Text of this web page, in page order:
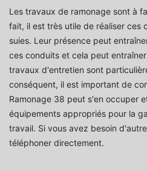
Les travaux de ramonage sont à
fait, il est très utile de réaliser ces
suies. Leur présence peut
ces conduits et cela peut
travaux d'entretien sont
conséquent, il est important de
Ramonage 38 peut s'en occuper
équipements appropriés pour la
travail. Si vous avez besoin
téléphoner directement.